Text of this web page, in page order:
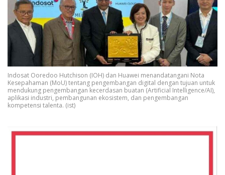
Indosat Ooredoo Hutchison (IOH) dan Huawei menandatangani Nota
Kesepahaman (MoU) tentang pengembangan digital dengan tujuan untuk
mendukung pengembangan kecerdasan buatan (Artificial Intelligence/AI),
aplikasi industri, pembangunan ekosistem, dan pengembangan
kompetensi talenta. (ist)